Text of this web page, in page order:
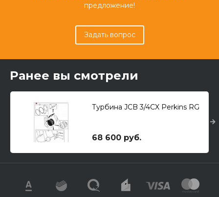
предложение!
Задать вопрос
Ранее вы смотрели
Турбина JCB 3/4CX Perkins RG
68 600 руб.